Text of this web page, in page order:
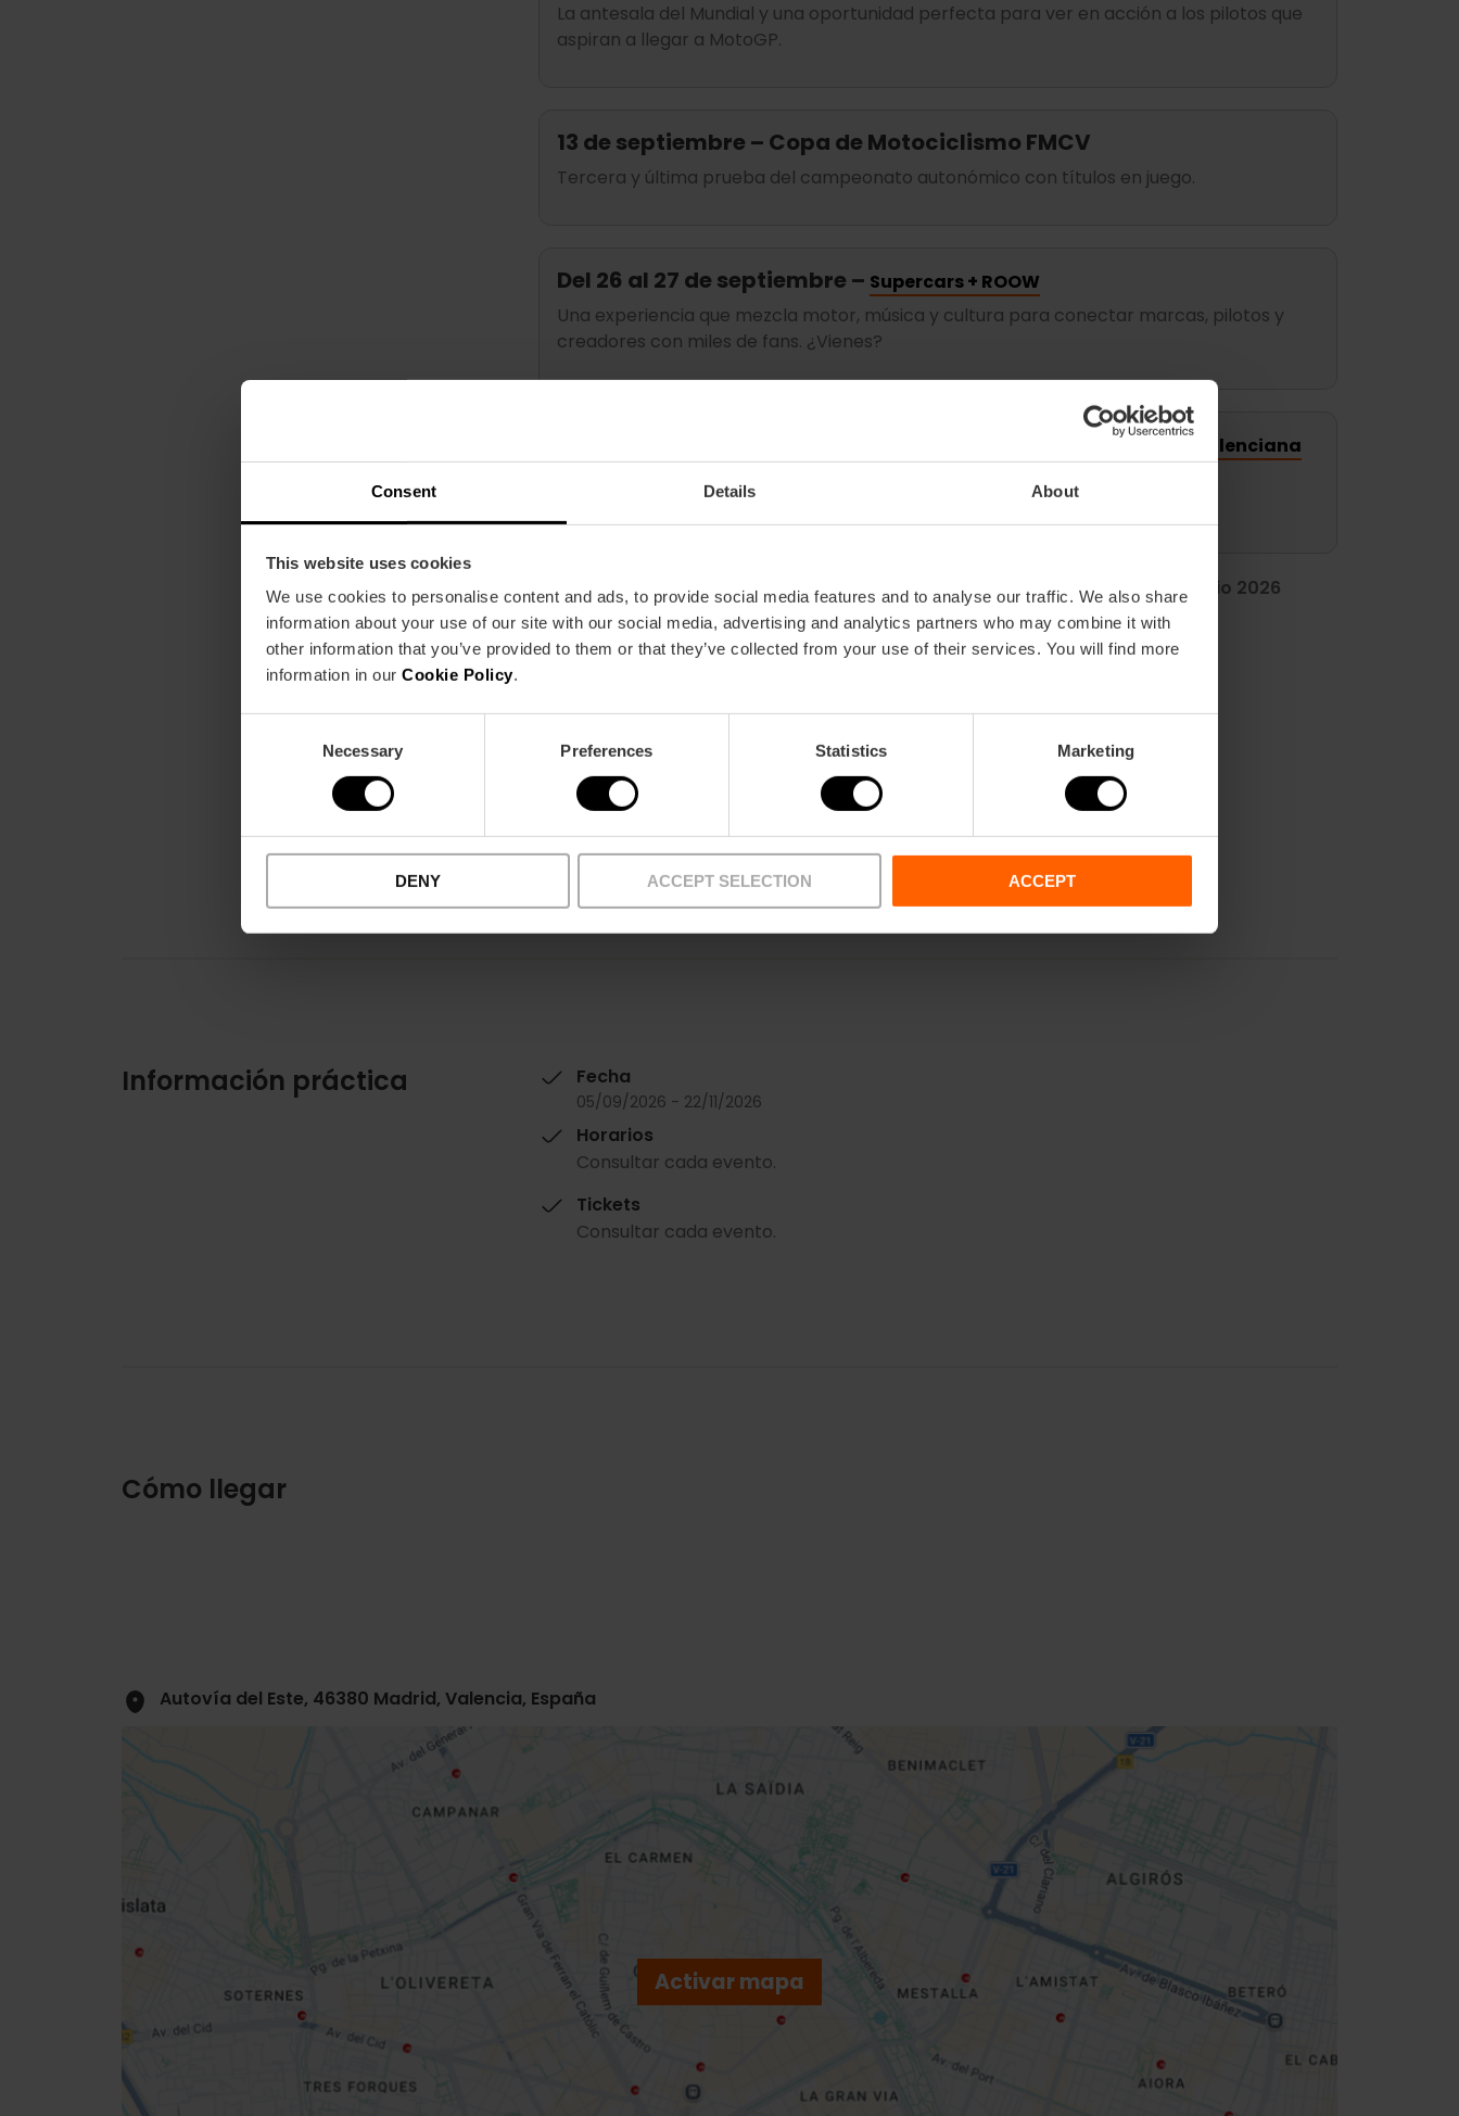
Consent Details About
This website uses cookies
We use cookies to personalise content and ads, to provide social media features and to analyse our traffic. We also share
information about your use of our site with our social media, advertising and analytics partners who may combine it with
other information that you’ve provided to them or that they’ve collected from your use of their services. You will find more
information in our Cookie Policy.
Necessary Preferences Statistics Marketing
DENY ACCEPT SELECTION ACCEPT
La antesala del Mundial y una oportunidad perfecta para ver en acción a los pilotos que
aspiran a llegar a MotoGP.
13 de septiembre – Copa de Motociclismo FMCV
Tercera y última prueba del campeonato autonómico con títulos en juego.
Del 26 al 27 de septiembre – Supercars + ROOW
Una experiencia que mezcla motor, música y cultura para conectar marcas, pilotos y
creadores con miles de fans. ¿Vienes?
Gran Premio Motul de la Comunitat Valenciana
El gran cierre del año. MotoGP vuelve a decidir títulos en Cheste y convierte
el Circuit Ricardo Tormo en el centro del motociclismo mundial.
Vamos, que si te gusta el motor y te apetece vivir grandes eventos,el calendario 2026
del Circuit Ricardo Tormo viene cargado de planazos.
Quiero ir a todas
Información práctica Fecha
05/09/2026 - 22/11/2026
Horarios
Consultar cada evento.
Tickets
Consultar cada evento.
Cómo llegar
Autovía del Este, 46380 Madrid, Valencia, España
Activar mapa
sidebar